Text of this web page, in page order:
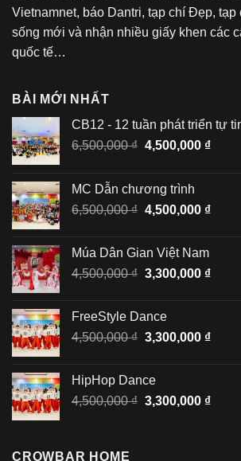
Vietnamnet, báo Dantri, tạp chí Đẹp, tạp
sống mới và nhận nhiều giấy khen các
quốc tế…
BÀI MỚI NHẤT
CB12 - 12 tuần phát triển tự
6,500,000₫ Giá
6,500,000 ₫.
4,500,000 ₫Giá
MC Dẫn chương trình
6,500,000₫ Giá
6,500,000 ₫.
4,500,000 ₫Giá
Múa Dân Gian Việt Nam
4,500,000₫ Giá
4,500,000 ₫.
3,300,000 ₫Giá
FreeStyle Dance
4,500,000₫ Giá
4,500,000 ₫.
3,300,000 ₫Giá
HipHop Dance
4,500,000₫ Giá
3,300,000 ₫Giá
CROWBAR HOME